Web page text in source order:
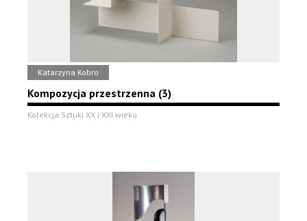
Katarzyna Kobro
Kompozycja przestrzenna (3)
Kolekcja Sztuki XX i XXI wieku